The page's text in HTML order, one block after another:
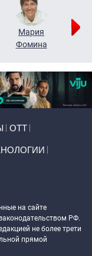
Мария
Фомина
ОТТ
на сайте
РФ.
не более трети
прямой